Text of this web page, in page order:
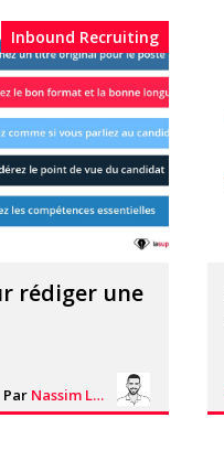
rédiger une
Par Nassim Lhacheq
Inbound Recruiting